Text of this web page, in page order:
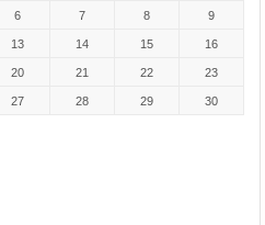
6 7 8 9
13 14 15 16
20 21 22 23
27 28 29 30